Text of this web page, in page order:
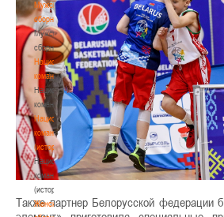
Мужские
сборные
Мужские
сборные
Национальная
команда
Национальная
команда
Национальная
команда
(история)
Национальная
команда
(история)
Женские
Также партнер Белорусской федерации